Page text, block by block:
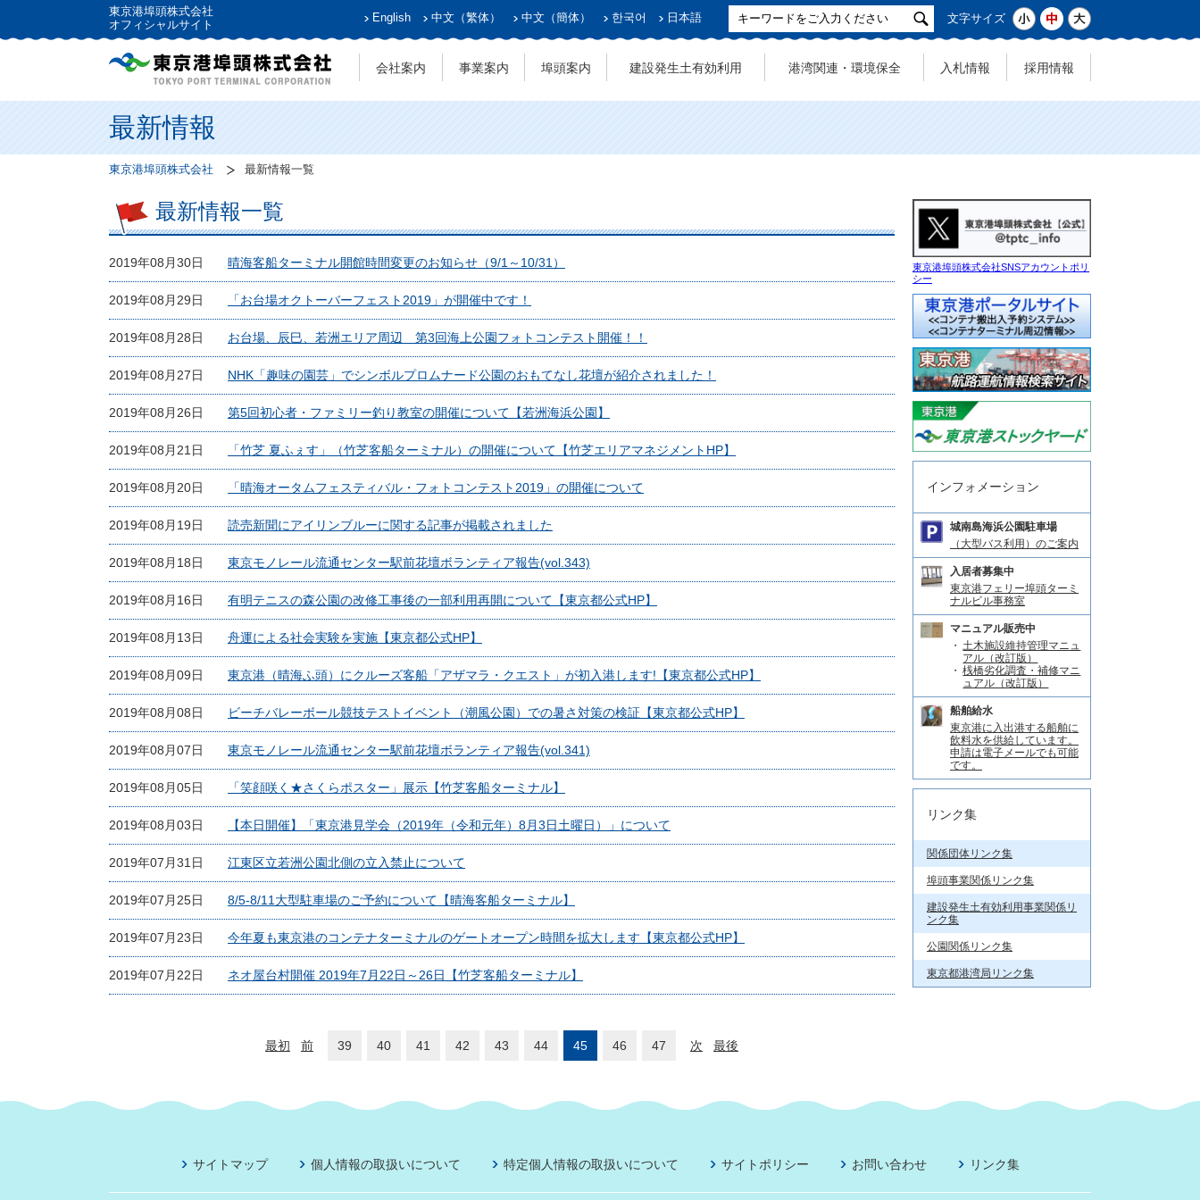
東京港埠頭株式会社
オフィシャルサイト
English 中文（繁体） 中文（簡体） 한국어 日本語
検
文字サイズ
会社案内 事業案内 埠頭案内 建設発生土有効利用 港湾関連・環境保全 入札情報 採用情報
最新情報
東京港埠頭株式会社 最新情報一覧
最新情報一覧
2019年08月30日 晴海客船ターミナル開館時間変更のお知らせ（9/1～10/31）
2019年08月29日 「お台場オクトーバーフェスト2019」が開催中です！
2019年08月28日 お台場、辰巳、若洲エリア周辺 第3回海上公園フォトコンテスト開催！！
2019年08月27日 NHK「趣味の園芸」でシンボルプロムナード公園のおもてなし花壇が紹介されました！
2019年08月26日 第5回初心者・ファミリー釣り教室の開催について【若洲海浜公園】
2019年08月21日 「竹芝 夏ふぇす」（竹芝客船ターミナル）の開催について【竹芝エリアマネジメントHP】
2019年08月20日 「晴海オータムフェスティバル・フォトコンテスト2019」の開催について
2019年08月19日 読売新聞にアイリンブルーに関する記事が掲載されました
2019年08月18日 東京モノレール流通センター駅前花壇ボランティア報告(vol.343)
2019年08月16日 有明テニスの森公園の改修工事後の一部利用再開について【東京都公式HP】
2019年08月13日 舟運による社会実験を実施【東京都公式HP】
2019年08月09日 東京港（晴海ふ頭）にクルーズ客船「アザマラ・クエスト」が初入港します!【東京都公式HP】
2019年08月08日 ビーチバレーボール競技テストイベント（潮風公園）での暑さ対策の検証【東京都公式HP】
2019年08月07日 東京モノレール流通センター駅前花壇ボランティア報告(vol.341)
2019年08月05日 「笑顔咲く★さくらポスター」展示【竹芝客船ターミナル】
2019年08月03日 【本日開催】「東京港見学会（2019年（令和元年）8月3日土曜日）」について
2019年07月31日 江東区立若洲公園北側の立入禁止について
2019年07月25日 8/5‐8/11大型駐車場のご予約について【晴海客船ターミナル】
2019年07月23日 今年夏も東京港のコンテナターミナルのゲートオープン時間を拡大します【東京都公式HP】
2019年07月22日 ネオ屋台村開催 2019年7月22日～26日【竹芝客船ターミナル】
最初 前 39 40 41 42 43 44 45 46 47 次 最後
東京港埠頭株式会社SNSアカウントポリ
シー
インフォメーション
城南島海浜公園駐車場
（大型バス利用）のご案内
入居者募集中
東京港フェリー埠頭ターミ
ナルビル事務室
マニュアル販売中
土木施設維持管理マニュ
アル（改訂版）
桟橋劣化調査・補修マニ
ュアル（改訂版）
船舶給水
東京港に入出港する船舶に
飲料水を供給しています。
申請は電子メールでも可能
です。
リンク集
関係団体リンク集
埠頭事業関係リンク集
建設発生土有効利用事業関係リ
ンク集
公園関係リンク集
東京都港湾局リンク集
サイトマップ 個人情報の取扱いについて 特定個人情報の取扱いについて サイトポリシー お問い合わせ リンク集